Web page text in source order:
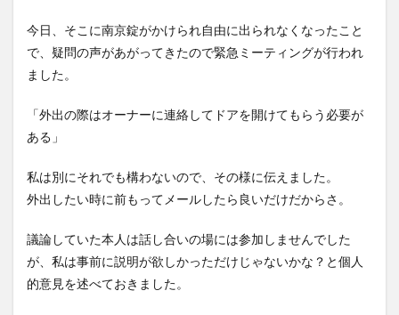
今日、そこに南京錠がかけられ自由に出られなくなったこと
で、疑問の声があがってきたので緊急ミーティングが行われ
ました。
「外出の際はオーナーに連絡してドアを開けてもらう必要が
ある」
私は別にそれでも構わないので、その様に伝えました。
外出したい時に前もってメールしたら良いだけだからさ。
議論していた本人は話し合いの場には参加しませんでした
が、私は事前に説明が欲しかっただけじゃないかな？と個人
的意見を述べておきました。